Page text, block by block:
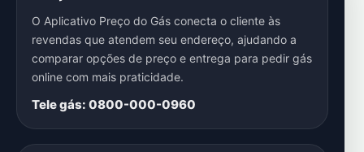
O Aplicativo Preço do Gás conecta o cliente às
revendas que atendem seu endereço, ajudando a
comparar opções de preço e entrega para pedir gás
online com mais praticidade.
Tele gás: 0800-000-0960